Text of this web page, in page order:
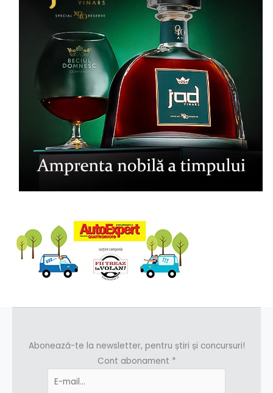
Abonează-te la newsletter, pentru știri și concursuri!
Cont abonament *